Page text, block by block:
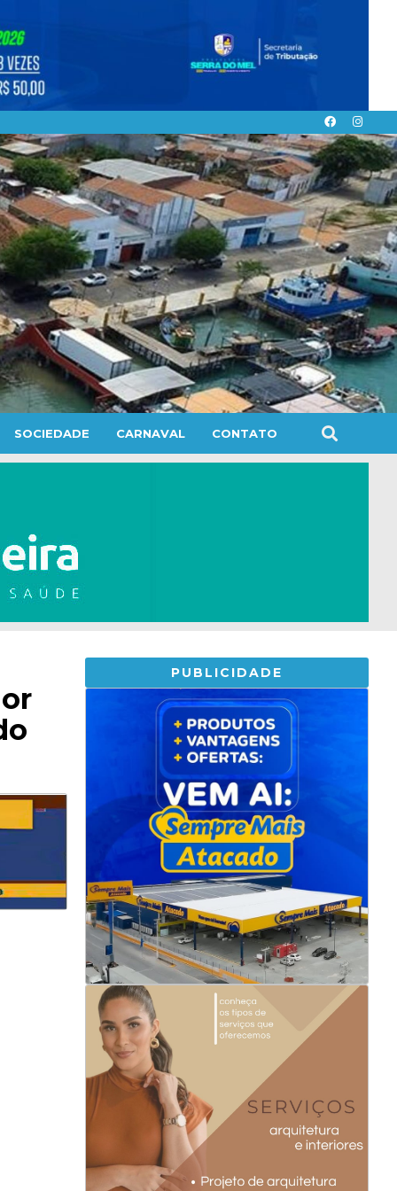
SOCIEDADE CARNAVAL CONTATO
PUBLICIDADE